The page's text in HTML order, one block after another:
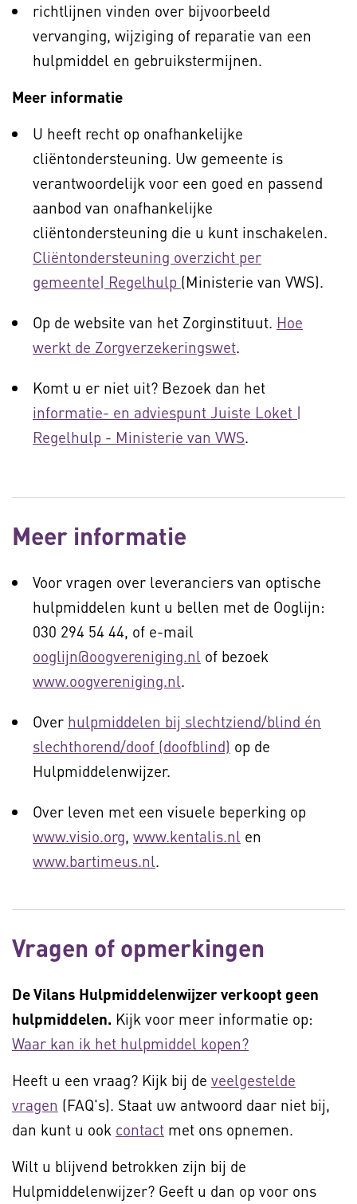
richtlijnen vinden over bijvoorbeeld
vervanging, wijziging of reparatie van een
hulpmiddel en gebruikstermijnen.
Meer informatie
U heeft recht op onafhankelijke
cliëntondersteuning. Uw gemeente is
verantwoordelijk voor een goed en passend
aanbod van onafhankelijke
cliëntondersteuning die u kunt inschakelen.
Cliëntondersteuning overzicht per
gemeente| Regelhulp (Ministerie van VWS).
Op de website van het Zorginstituut. Hoe
werkt de Zorgverzekeringswet.
Komt u er niet uit? Bezoek dan het
informatie- en adviespunt Juiste Loket |
Regelhulp - Ministerie van VWS.
Meer informatie
Voor vragen over leveranciers van optische
hulpmiddelen kunt u bellen met de Ooglijn:
030 294 54 44, of e-mail
ooglijn@oogvereniging.nl of bezoek
www.oogvereniging.nl.
Over hulpmiddelen bij slechtziend/blind én
slechthorend/doof (doofblind) op de
Hulpmiddelenwijzer.
Over leven met een visuele beperking op
www.visio.org, www.kentalis.nl en
www.bartimeus.nl.
Vragen of opmerkingen
De Vilans Hulpmiddelenwijzer verkoopt geen
hulpmiddelen. Kijk voor meer informatie op:
Waar kan ik het hulpmiddel kopen?
Heeft u een vraag? Kijk bij de veelgestelde
vragen (FAQ's). Staat uw antwoord daar niet bij,
dan kunt u ook contact met ons opnemen.
Wilt u blijvend betrokken zijn bij de
Hulpmiddelenwijzer? Geeft u dan op voor ons